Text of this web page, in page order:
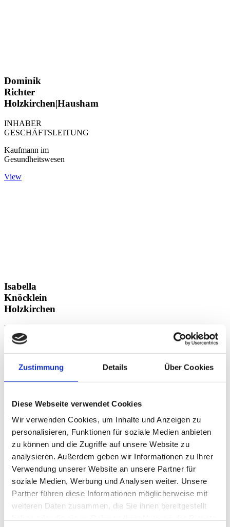
Zustimmung Details Über Cookies
Diese Webseite verwendet Cookies
Wir verwenden Cookies, um Inhalte und Anzeigen zu
personalisieren, Funktionen für soziale Medien anbieten
zu können und die Zugriffe auf unsere Website zu
analysieren. Außerdem geben wir Informationen zu Ihrer
Verwendung unserer Website an unsere Partner für
soziale Medien, Werbung und Analysen weiter. Unsere
Partner führen diese Informationen möglicherweise mit
weiteren Daten zusammen, die Sie ihnen bereitgestellt
Dominik
Richter
Holzkirchen|Hausham
INHABER
GESCHÄFTSLEITUNG
Kaufmann im
Gesundheitswesen
View
Isabella
Knöcklein
Holzkirchen
LEITUNG
THERAPIE,
FACHLICHE
LEITUNG
PT Holzkirchen
Physiotherapeutin
View
Guido